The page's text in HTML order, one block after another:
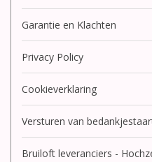
Garantie en Klachten
Privacy Policy
Cookieverklaring
Versturen van
Bruiloft leveranciers -